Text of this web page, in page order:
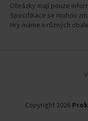
Obrázky mají pouze
Specifikace se mohou
Hry máme v různých
Copyright 2026